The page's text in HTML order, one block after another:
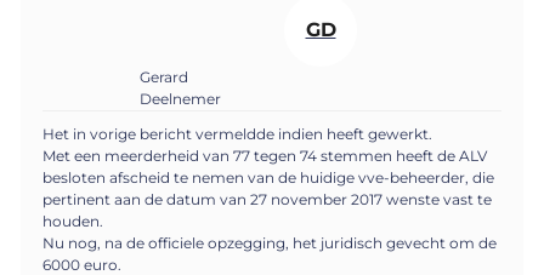
GD
Gerard
Deelnemer
Het in vorige bericht vermeldde indien heeft gewerkt.
Met een meerderheid van 77 tegen 74 stemmen heeft de ALV
besloten afscheid te nemen van de huidige vve-beheerder, die
pertinent aan de datum van 27 november 2017 wenste vast te
houden.
Nu nog, na de officiele opzegging, het juridisch gevecht om de
6000 euro.